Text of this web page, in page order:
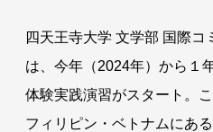
四天王寺大学 文学部 国際
は、今年（2024年）から１
体験実践演習がスタート。
フィリピン・ベトナムにあ